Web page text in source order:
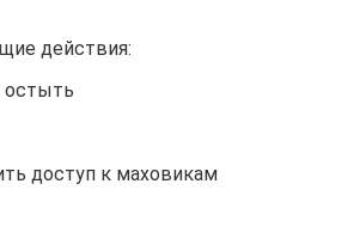
действия:
остыть
доступ к маховикам